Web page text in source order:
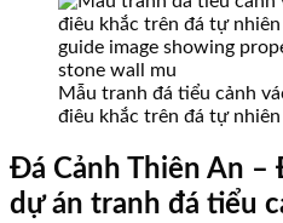
Mẫu tranh đá tiểu cảnh
điêu khắc trên đá tự
Đá Cảnh Thiên An –
dự án tranh đá tiểu